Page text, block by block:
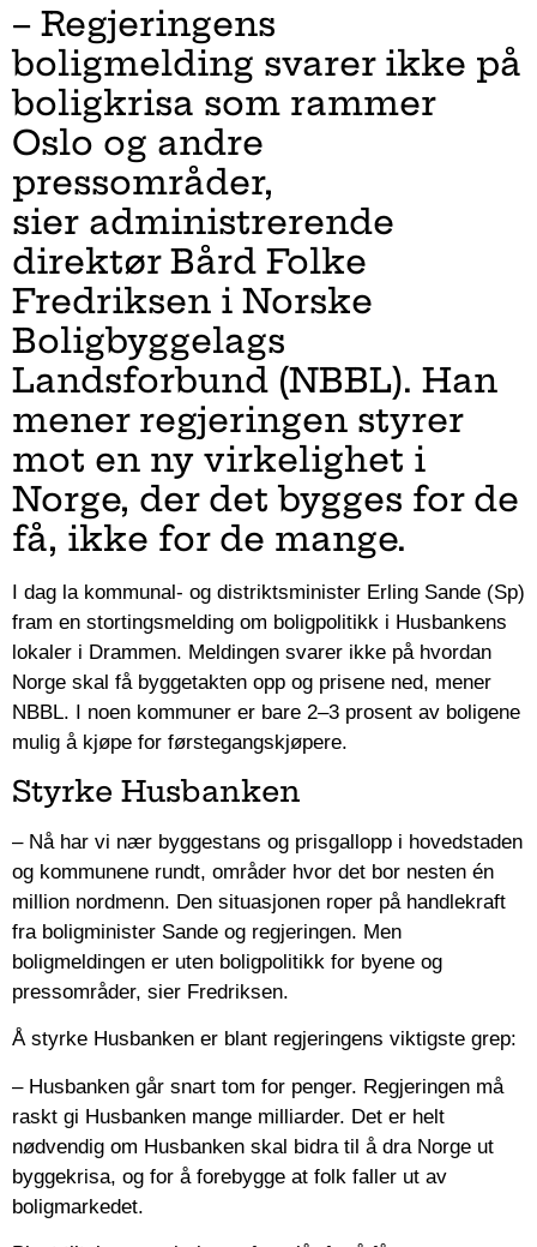
– Regjeringens
boligmelding svarer ikke på
boligkrisa som rammer
Oslo og andre
pressområder,
sier administrerende
direktør Bård Folke
Fredriksen i Norske
Boligbyggelags
Landsforbund (NBBL). Han
mener regjeringen styrer
mot en ny virkelighet i
Norge, der det bygges for de
få, ikke for de mange.
I dag la kommunal- og distriktsminister Erling Sande (Sp)
fram en stortingsmelding om boligpolitikk i Husbankens
lokaler i Drammen. Meldingen svarer ikke på hvordan
Norge skal få byggetakten opp og prisene ned, mener
NBBL. I noen kommuner er bare 2–3 prosent av boligene
mulig å kjøpe for førstegangskjøpere.
Styrke Husbanken
– Nå har vi nær byggestans og prisgallopp i hovedstaden
og kommunene rundt, områder hvor det bor nesten én
million nordmenn. Den situasjonen roper på handlekraft
fra boligminister Sande og regjeringen. Men
boligmeldingen er uten boligpolitikk for byene og
pressområder, sier Fredriksen.
Å styrke Husbanken er blant regjeringens viktigste grep:
– Husbanken går snart tom for penger. Regjeringen må
raskt gi Husbanken mange milliarder. Det er helt
nødvendig om Husbanken skal bidra til å dra Norge ut
byggekrisa, og for å forebygge at folk faller ut av
boligmarkedet.